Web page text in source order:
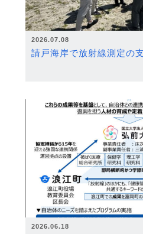
2026.07.08
請戸海岸で放射線測定の
2026.06.18